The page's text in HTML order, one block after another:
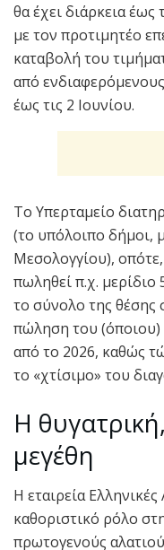
θα έχει διάρκεια
με τον προτιμητέο
καταβολή του
από
έως τις 2 Ιουνίου.
Το Υπερταμείο
(το υπόλοιπο δήμοι,
Μεσολογγίου), οπότε,
πωληθεί π.χ. μερίδιο
το σύνολο της θέσης
πώληση του (όποιου)
από το 2026, καθώς
το «χτίσιμο» του
Η
μεγέθη
Η εταιρεία
καθοριστικό ρόλο
πρωτογενούς